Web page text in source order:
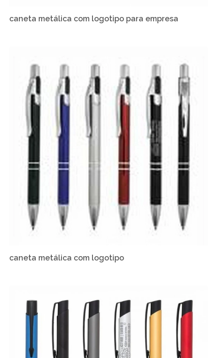
caneta metálica com logotipo para empresa
caneta metálica com logotipo